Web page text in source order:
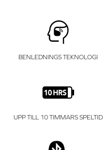
BENLEDNINGS TEKNOLOGI
UPP TILL 10 TIMMARS SPELTID